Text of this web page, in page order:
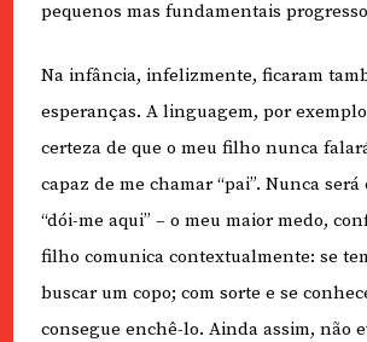
pequenos mas fundamentais
Na infância, infelizmente, ficaram
esperanças. A linguagem, por
certeza de que o meu filho nunca
capaz de me chamar “pai”. Nunca
“dói-me aqui” – o meu maior medo,
filho comunica contextualmente: se
buscar um copo; com sorte e se
consegue enchê-lo. Ainda assim, não